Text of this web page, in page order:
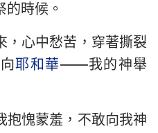
那鴻書
西番雅書
撒迦利亞書
的時候。
，心中愁苦，穿著撕裂
耶和華——我的神舉
抱愧蒙羞，不敢向我神